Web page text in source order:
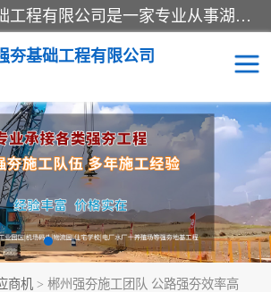
湖南业峻强夯基础工程有限公司是一家专业从事湖南强夯基础工程、强夯机租赁，地基处理的施工单位。业务覆盖：湖南、广东，江西等地。可承接1000KN.m-25000KN.m强夯（置换）工程。公司创始人是国内较早期从事强夯施工的建设者，经过多年的一步一个脚印的发展，在行业内具有较高的度和良好的口碑。
夯基础工程有限公司
商机 > 郴州强夯施工团队 公路强夯效率高
强夯机租赁
强夯施工队伍